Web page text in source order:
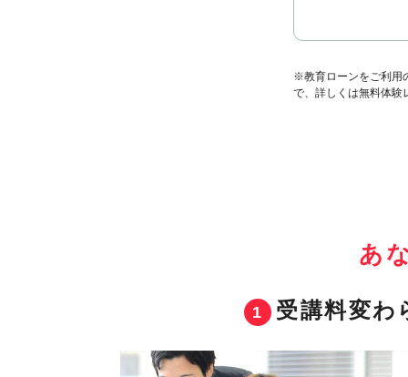
※教育ローンをご利用
で、詳しくは無料体験
あ
受講料変わ